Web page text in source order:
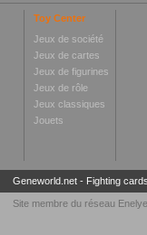
Toy Center
Jeux de société
Jeux de cartes
Jeux de figurines
Jeux de rôle
Jeux classiques
Jouets
Geneworld.net- Fighting
Site membre du réseau Enelye